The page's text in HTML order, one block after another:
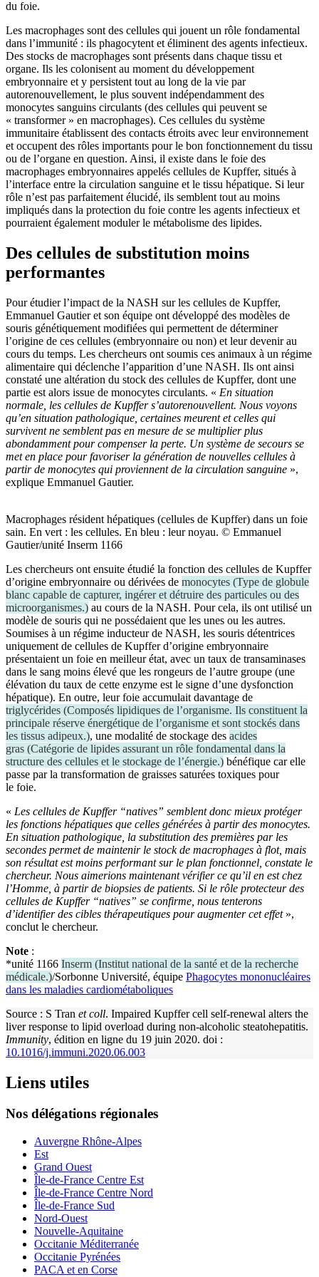
du foie.
Les macrophages sont des cellules qui jouent un rôle fondamental
dans l’immunité : ils phagocytent et éliminent des agents infectieux.
Des stocks de macrophages sont présents dans chaque tissu et
organe. Ils les colonisent au moment du développement
embryonnaire et y persistent tout au long de la vie par
autorenouvellement, le plus souvent indépendamment des
monocytes sanguins circulants (des cellules qui peuvent se
« transformer » en macrophages). Ces cellules du système
immunitaire établissent des contacts étroits avec leur environnement
et occupent des rôles importants pour le bon fonctionnement du tissu
ou de l’organe en question. Ainsi, il existe dans le foie des
macrophages embryonnaires appelés cellules de Kupffer, situés à
l’interface entre la circulation sanguine et le tissu hépatique. Si leur
rôle n’est pas parfaitement élucidé, ils semblent tout au moins
impliqués dans la protection du foie contre les agents infectieux et
pourraient également moduler le métabolisme des lipides.
Des cellules de substitution moins
performantes
Pour étudier l’impact de la NASH sur les cellules de Kupffer,
Emmanuel Gautier et son équipe ont développé des modèles de
souris génétiquement modifiées qui permettent de déterminer
l’origine de ces cellules (embryonnaire ou non) et leur devenir au
cours du temps. Les chercheurs ont soumis ces animaux à un régime
alimentaire qui déclenche l’apparition d’une NASH. Ils ont ainsi
constaté une altération du stock des cellules de Kupffer, dont une
partie est alors issue de monocytes circulants. « En situation
normale, les cellules de Kupffer s’autorenouvellent. Nous voyons
qu’en situation pathologique, certaines meurent et celles qui
survivent ne semblent pas en mesure de se multiplier plus
abondamment pour compenser la perte. Un système de secours se
met en place pour favoriser la génération de nouvelles cellules à
partir de monocytes qui proviennent de la circulation sanguine »,
explique Emmanuel Gautier.
Macrophages résident hépatiques (cellules de Kupffer) dans un foie
sain. En vert : les cellules. En bleu : leur noyau. © Emmanuel
Gautier/unité Inserm 1166
Les chercheurs ont ensuite étudié la fonction des cellules de Kupffer
d’origine embryonnaire ou dérivées de monocytes (Type de globule
blanc capable de capturer, ingérer et détruire des particules ou des
microorganismes.) au cours de la NASH. Pour cela, ils ont utilisé un
modèle de souris qui ne possédaient que les unes ou les autres.
Soumises à un régime inducteur de NASH, les souris détentrices
uniquement de cellules de Kupffer d’origine embryonnaire
présentaient un foie en meilleur état, avec un taux de transaminases
dans le sang moins élevé que les rongeurs de l’autre groupe (une
élévation du taux de cette enzyme est le signe d’une dysfonction
hépatique). En outre, leur foie accumulait davantage de
triglycérides (Composés lipidiques de l’organisme. Ils constituent la
principale réserve énergétique de l’organisme et sont stockés dans
les tissus adipeux.), une modalité de stockage des acides
gras (Catégorie de lipides assurant un rôle fondamental dans la
structure des cellules et le stockage de l’énergie.) bénéfique car elle
passe par la transformation de graisses saturées toxiques pour
le foie.
« Les cellules de Kupffer “natives” semblent donc mieux protéger
les fonctions hépatiques que celles générées à partir des monocytes.
En situation pathologique, la substitution des premières par les
secondes permet de maintenir le stock de macrophages à flot, mais
son résultat est moins performant sur le plan fonctionnel, constate le
chercheur. Nous aimerions maintenant vérifier ce qu’il en est chez
l’Homme, à partir de biopsies de patients. Si le rôle protecteur des
cellules de Kupffer “natives” se confirme, nous tenterons
d’identifier des cibles thérapeutiques pour augmenter cet effet»,
conclut le chercheur.
Note :
*unité 1166 Inserm (Institut national de la santé et de la recherche
médicale.)/Sorbonne Université, équipe Phagocytes mononucléaires
dans les maladies cardiométaboliques
Source : S Tran et coll. Impaired Kupffer cell self-renewal alters the
liver response to lipid overload during non-alcoholic steatohepatitis.
Immunity, édition en ligne du 19 juin 2020. doi :
10.1016/j.immuni.2020.06.003
Liens utiles
Nos délégations régionales
Auvergne Rhône-Alpes
Est
Grand Ouest
Île-de-France Centre Est
Île-de-France Centre Nord
Île-de-France Sud
Nord-Ouest
Nouvelle-Aquitaine
Occitanie Méditerranée
Occitanie Pyrénées
PACA et en Corse